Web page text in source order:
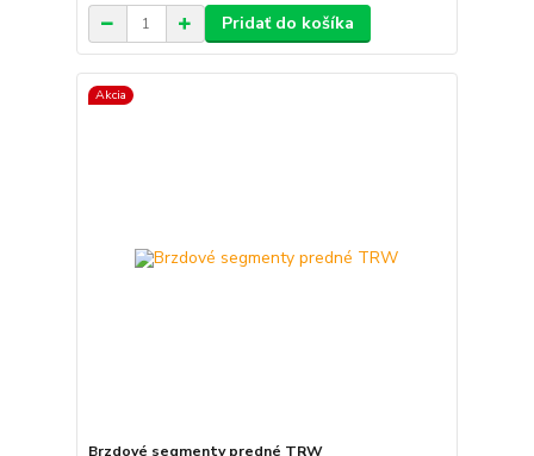
Pridať do košíka
Akcia
Brzdové segmenty predné TRW